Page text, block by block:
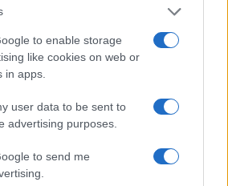
to enable storage
like cookies on web or
in apps.
user data to be sent to
advertising purposes.
to send me